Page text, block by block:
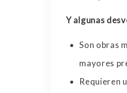
Y algunas
Son obras
mayores
Requieren